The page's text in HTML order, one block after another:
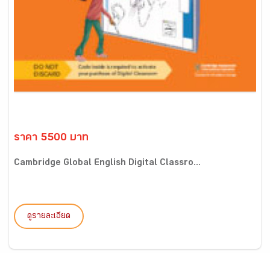
ราคา 5500 บาท
Cambridge Global English Digital Classro...
ดูรายละเอียด